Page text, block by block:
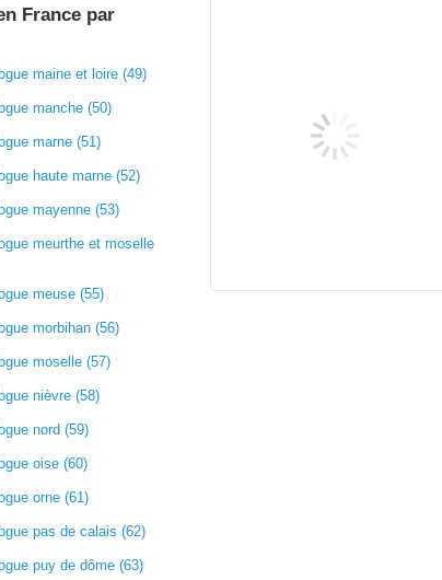
France par
maine et loire (49)
manche (50)
marne (51)
haute marne (52)
mayenne (53)
meurthe et moselle
meuse (55)
morbihan (56)
moselle (57)
nièvre (58)
nord (59)
oise (60)
orne (61)
pas de calais (62)
puy de dôme (63)